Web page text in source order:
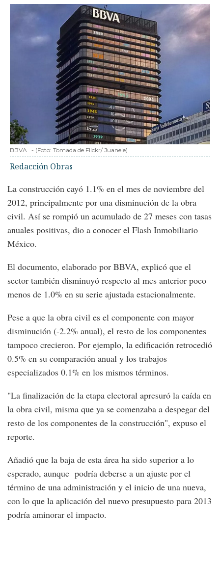
BBVA - (Foto: Tomada de Flickr/ Juanele)
Redacción Obras
La construcción cayó 1.1% en el mes de noviembre del
2012, principalmente por una disminución de la obra
civil. Así se rompió un acumulado de 27 meses con tasas
anuales positivas, dio a conocer el Flash Inmobiliario
México.
El documento, elaborado por BBVA, explicó que el
sector también disminuyó respecto al mes anterior poco
menos de 1.0% en su serie ajustada estacionalmente.
Pese a que la obra civil es el componente con mayor
disminución (-2.2% anual), el resto de los componentes
tampoco crecieron. Por ejemplo, la edificación retrocedió
0.5% en su comparación anual y los trabajos
especializados 0.1% en los mismos términos.
"La finalización de la etapa electoral apresuró la caída en
la obra civil, misma que ya se comenzaba a despegar del
resto de los componentes de la construcción", expuso el
reporte.
Añadió que la baja de esta área ha sido superior a lo
esperado, aunque podría deberse a un ajuste por el
término de una administración y el inicio de una nueva,
con lo que la aplicación del nuevo presupuesto para 2013
podría aminorar el impacto.